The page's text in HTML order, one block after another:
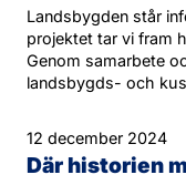
Landsbygden står
projektet tar vi fram
Genom samarbete
landsbygds- och
12 december 2024
Där historien